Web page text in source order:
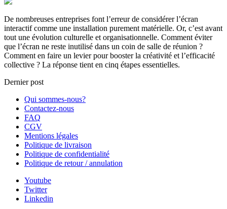
De nombreuses entreprises font l’erreur de considérer l’écran
interactif comme une installation purement matérielle. Or, c’est avant
tout une évolution culturelle et organisationnelle. Comment éviter
que l’écran ne reste inutilisé dans un coin de salle de réunion ?
Comment en faire un levier pour booster la créativité et l’efficacité
collective ? La réponse tient en cinq étapes essentielles.
Dernier post
Qui sommes-nous?
Contactez-nous
FAQ
CGV
Mentions légales
Politique de livraison
Politique de confidentialité
Politique de retour / annulation
Youtube
Twitter
Linkedin